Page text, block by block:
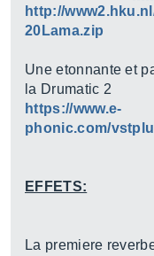
http://
20Lama.zip
Une etonnante et
la Drumatic 2
https://www.e-
phonic.com/
EFFETS:
La premiere